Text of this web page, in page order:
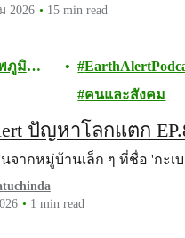
2026
15 min read
ภูมิ
คนและสังคม
ปัญหาโลกแตก
จากหมู่บ้านเล็ก ๆ ที่ชื่อ 'กะเ
1 min read